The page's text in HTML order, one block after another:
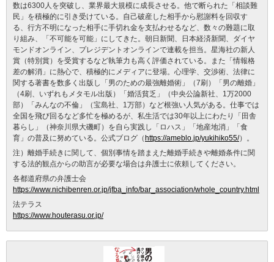
数は6300人を突破し、業界最大規模に成長させる。他で断られた「相談難
民」を積極的に引き受けている。自己破産した相手から慰謝料を回収す
る、行方不明になった相手に手切れ金を支払わせるなど、数々の難題に取
り組み、「不可能を可能」にしてきた。朝日新聞、日本経済新聞、ダイヤ
モンドオンライン、プレジデントオンラインで連載を担当。星海社の新人
賞（特別賞）を受賞するなど執筆力も高く評価されている。また「情報格
差の解消」に熱心で、積極的にメディアに登場。心理学、交渉術、法律に
関する著書を数多く出版し「男のための最強離婚術」（7刷）「男の離婚」
（4刷、いずれもメタモル出版）「婚活貧乏」（中央公論新社、1万2000
部）「みんなの不倫」（宝島社、1万部）など根強い人気がある。仕事では
全国を飛び回るなど多忙を極めるが、私生活では30年以上にわたり「田舎
暮らし」（神奈川県大磯町）を自ら実践し「ロハス」「地産地消」「食
育」の普及に努めている。公式ブログ（ https://ameblo.jp/yukihiko55/）。
注）離婚手続きに関して、個別事情を踏まえた離婚手続きや離婚条件に関
する法的観点からの助言が必要な場合は弁護士に依頼してください。
各都道府県の弁護士会
https://www.nichibenren.or.jp/jfba_info/bar_association/whole_country.html
法テラス
https://www.houterasu.or.jp/